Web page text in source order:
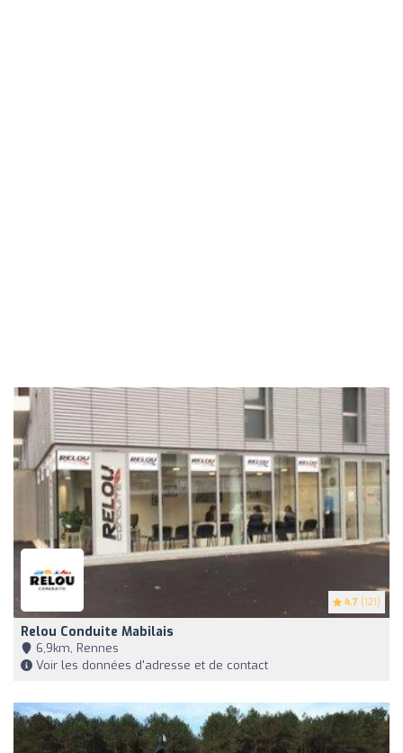
4.7 (121)
Relou Conduite Mabilais
6,9km, Rennes
Voir les données d'adresse et de contact